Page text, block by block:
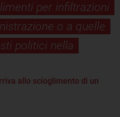
per infiltrazioni
o a quelle
politici nella
allo scioglimento di un